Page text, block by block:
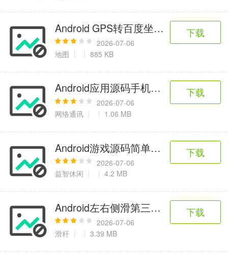
Android GPS转百度坐标demo
2026-07-06
地图
885 KB
下载
Android应用源码手机拾音蓝牙传电脑
2026-07-06
网络通讯
1.06 MB
下载
Android游戏源码简单连连看海贼王版
2026-07-06
益智休闲
4.2 MB
下载
Android左右侧滑第三方架包
2026-07-06
滑杆
3.39 MB
下载